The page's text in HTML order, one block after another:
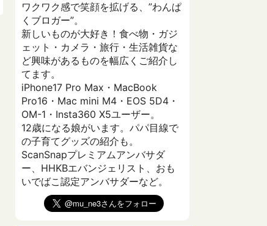
ワクワク感で笑顔を拡げる、”わんぱ
くブロガー”。
新しいものが大好き！食べ物・ガジ
ェット・カメラ・旅行・生活雑貨な
ど興味があるものを幅広くご紹介し
てます。
iPhone17 Pro Max・MacBook
Pro16・Mac mini M4・EOS 5D4・
OM-1・Insta360 X5ユーザー。
12歳になる娘がいます。パパ目線で
の子育てグッズの紹介も。
ScanSnapプレミアムアンバサダ
ー、HHKBエバンジェリスト、おも
いでばこ認定アンバサダーなど。